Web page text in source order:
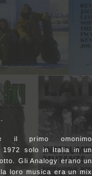
il primo omonimo
1972 solo in Italia in un
Gli Analogy erano un
loro musica era un mix